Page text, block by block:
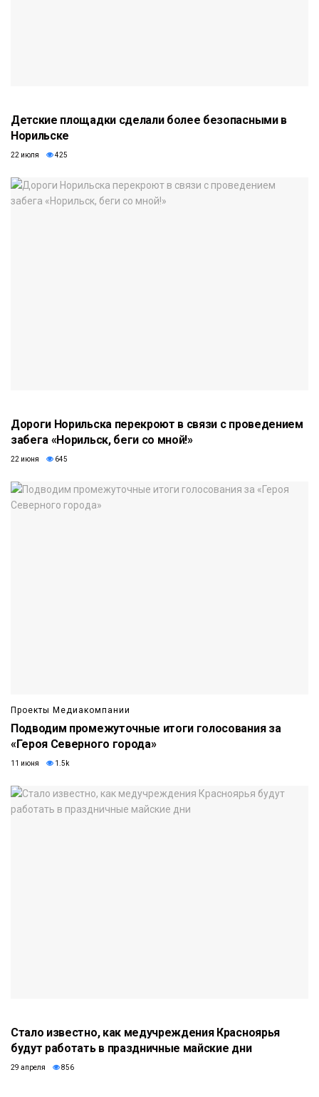
Детские площадки сделали более безопасными в
Норильске
22 июля 425
Дороги Норильска перекроют в связи с проведением
забега «Норильск, беги со мной!»
22 июня 645
Проекты Медиакомпании
Подводим промежуточные итоги голосования за
«Героя Северного города»
11 июня 1.5k
Стало известно, как медучреждения Красноярья
будут работать в праздничные майские дни
29 апреля 856